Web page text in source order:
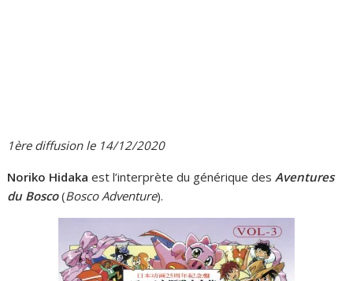
1ère diffusion le 14/12/2020
Noriko Hidaka est l’interprète du générique desAventures
du Bosco(Bosco Adventure).